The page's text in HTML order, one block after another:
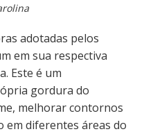
adotadas pelos
em sua respectiva
Este é um
gordura do
melhorar contornos
em diferentes áreas do